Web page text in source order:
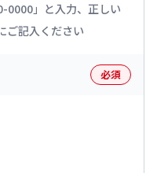
0000」と入力、正しい
ご記入ください
必須